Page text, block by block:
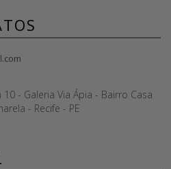
- Galeria Via Ápia - Bairro Casa
- Recife - PE